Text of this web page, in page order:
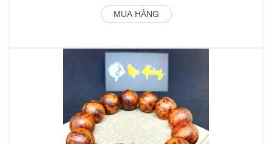
MUA HÀNG